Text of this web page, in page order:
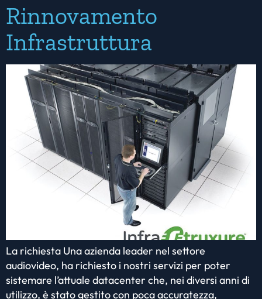
Rinnovamento
Infrastruttura
La richiesta Una azienda leader nel settore
audiovideo, ha richiesto i nostri servizi per poter
sistemare l’attuale datacenter che, nei diversi anni di
utilizzo, è stato gestito con poca accuratezza,